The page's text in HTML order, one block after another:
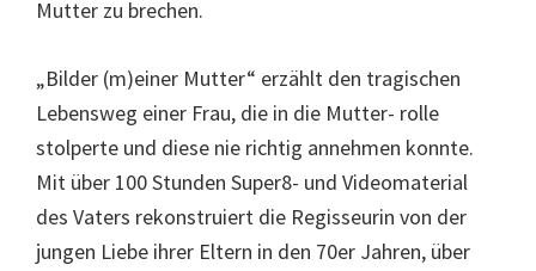
Mutter zu brechen.
„Bilder (m)einer Mutter“ erzählt den tragischen
Lebensweg einer Frau, die in die Mutter- rolle
stolperte und diese nie richtig annehmen konnte.
Mit über 100 Stunden Super8- und Videomaterial
des Vaters rekonstruiert die Regisseurin von der
jungen Liebe ihrer Eltern in den 70er Jahren, über